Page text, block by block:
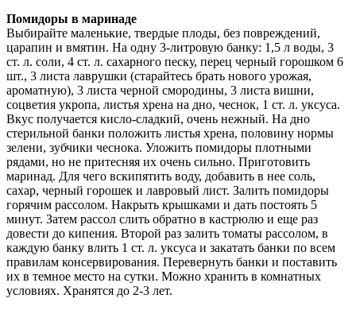
Помидоры в маринаде
Выбирайте маленькие, твердые плоды, без повреждений,
царапин и вмятин. На одну 3-литровую банку: 1,5 л воды, 3
ст. л. соли, 4 ст. л. сахарного песку, перец черный горошком 6
шт., 3 листа лаврушки (старайтесь брать нового урожая,
ароматную), 3 листа черной смородины, 3 листа вишни,
соцветия укропа, листья хрена на дно, чеснок, 1 ст. л. уксуса.
Вкус получается кисло-сладкий, очень нежный. На дно
стерильной банки положить листья хрена, половину нормы
зелени, зубчики чеснока. Уложить помидоры плотными
рядами, но не притесняя их очень сильно. Приготовить
маринад. Для чего вскипятить воду, добавить в нее соль,
сахар, черный горошек и лавровый лист. Залить помидоры
горячим рассолом. Накрыть крышками и дать постоять 5
минут. Затем рассол слить обратно в кастрюлю и еще раз
довести до кипения. Второй раз залить томаты рассолом, в
каждую банку влить 1 ст. л. уксуса и закатать банки по всем
правилам консервирования. Перевернуть банки и поставить
их в темное место на сутки. Можно хранить в комнатных
условиях. Хранятся до 2-3 лет.